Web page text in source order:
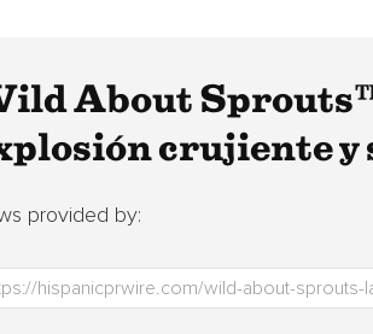
About
crujiente y
provided by: